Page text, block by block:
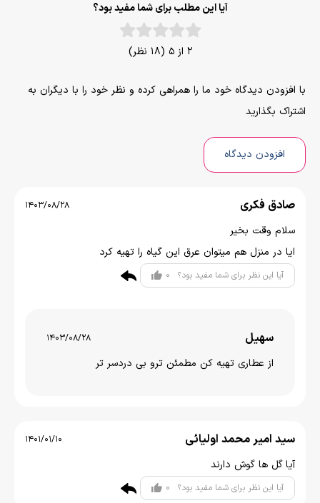
آیا این مطلب برای شما مفید بود؟
2 از 5 (18 نظر)
با افزودن دیدگاه خود ما را همراهی کرده و نظر خود را با دیگران به
اشتراک بگذارید
افزودن دیدگاه
صادق فکری 1403/08/28
سلام وقت بخیر
ایا در منزل هم میتوان عرق این گیاه را تهیه کرد
آیا این نظر برای شما مفید بود؟ 0
سهیل 1403/08/28
از عطاری تهیه کن مطمئن ترو بی دردسر تر
سید امیر محمد اولیائی 1401/01/10
آیا گل ھا گوش دارند
آیا این نظر برای شما مفید بود؟ 0